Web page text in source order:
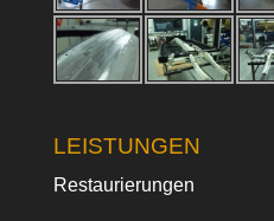
LEISTUNGEN
Restaurierungen